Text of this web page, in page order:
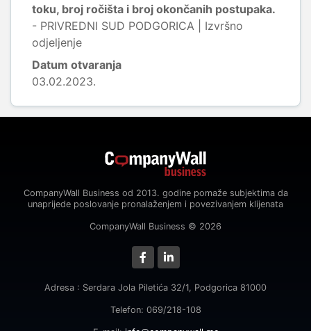
toku, broj ročišta i broj okončanih postupaka.
- PRIVREDNI SUD PODGORICA | Izvršno
odjeljenje
Datum otvaranja
03.02.2023.
CompanyWall Business od 2013. godine pomaže subjektima da
unaprijede poslovanje pronalaženjem i povezivanjem klijenata
CompanyWall Business © 2026
Adresa : Serdara Jola Piletića 32/1, Podgorica 81000
Telefon: 069/218-108